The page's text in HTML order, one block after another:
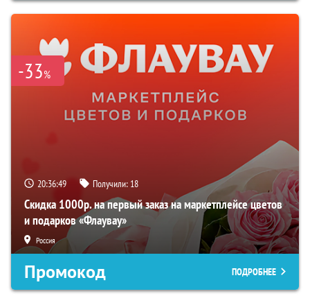
-33%
20:36:48 Получили: 18
Скидка 1000р. на первый заказ на маркетплейсе цветов
и подарков «Флаувау»
Россия
Промокод ПОДРОБНЕЕ